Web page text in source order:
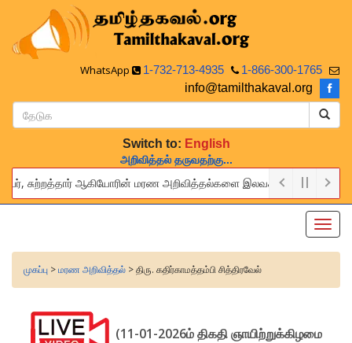
WhatsApp 1-732-713-4935
1-866-300-1765
info@tamilthakaval.org
Switch to: English
அறிவித்தல் தருவதற்கு...
சுற்றத்தார் ஆகியோரின் மரண அறிவித்தல்களை இலவசமாக நாங்கள்
provide this service to announce the obituaries of your relatives
முகப்பு >மரண அறிவித்தல் > திரு. கதிர்காமத்தம்பி சித்திரவேல்
(11-01-2026ம் திகதி ஞாயிற்றுக்கிழமை